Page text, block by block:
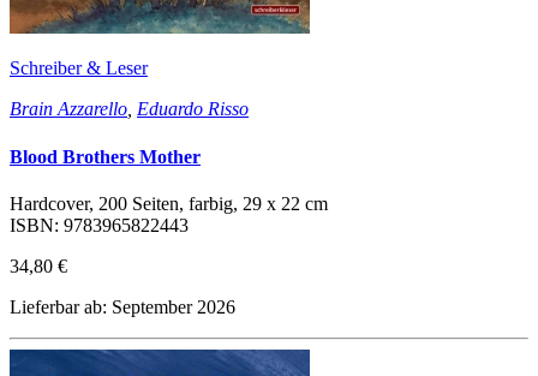
Schreiber & Leser
Brain Azzarello, Eduardo Risso
Blood Brothers Mother
Hardcover, 200 Seiten, farbig, 29 x 22 cm
ISBN: 9783965822443
34,80 €
Lieferbar ab: September 2026